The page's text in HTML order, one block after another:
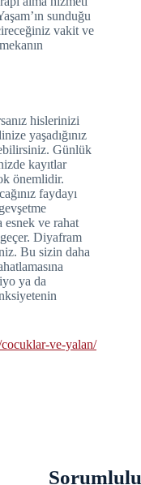
sunduğu
vakit ve
hislerinizi
yaşadığınız
Günlük
kayıtlar
önemlidir.
faydayı
ve rahat
geçer. Diyafram
Bu sizin daha
ya da
ve-yalan/